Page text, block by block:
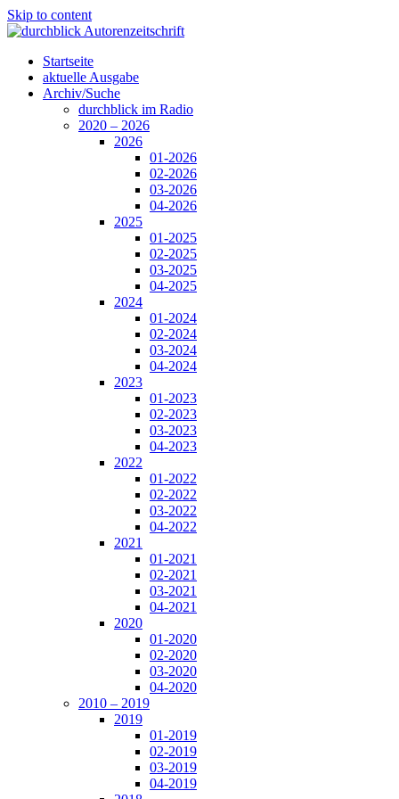
Skip to content
Startseite
aktuelle Ausgabe
Archiv/Suche
durchblick im Radio
2020 – 2026
2026
01-2026
02-2026
03-2026
04-2026
2025
01-2025
02-2025
03-2025
04-2025
2024
01-2024
02-2024
03-2024
04-2024
2023
01-2023
02-2023
03-2023
04-2023
2022
01-2022
02-2022
03-2022
04-2022
2021
01-2021
02-2021
03-2021
04-2021
2020
01-2020
02-2020
03-2020
04-2020
2010 – 2019
2019
01-2019
02-2019
03-2019
04-2019